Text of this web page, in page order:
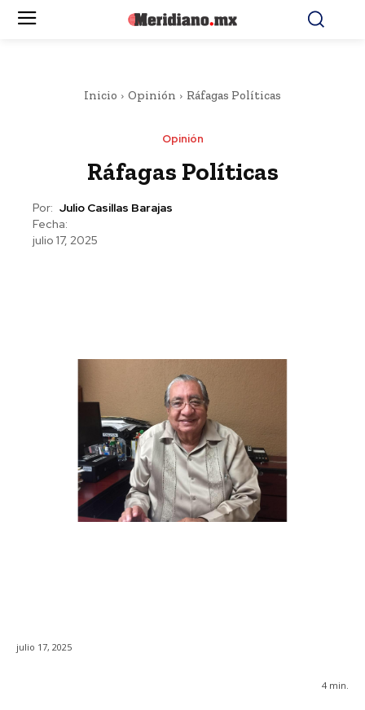
Inicio Opinión Ráfagas Políticas
Opinión
Ráfagas Políticas
Por: Julio Casillas Barajas
Fecha:
julio 17, 2025
julio 17, 2025
4 min.